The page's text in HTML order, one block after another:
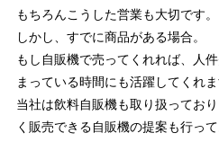
もちろんこうした営業も大切です。
しかし、すでに商品がある場合。
もし自販機で売ってくれれば、人
まっている時間にも活躍してくれま
当社は飲料自販機も取り扱ってお
く販売できる自販機の提案も行って